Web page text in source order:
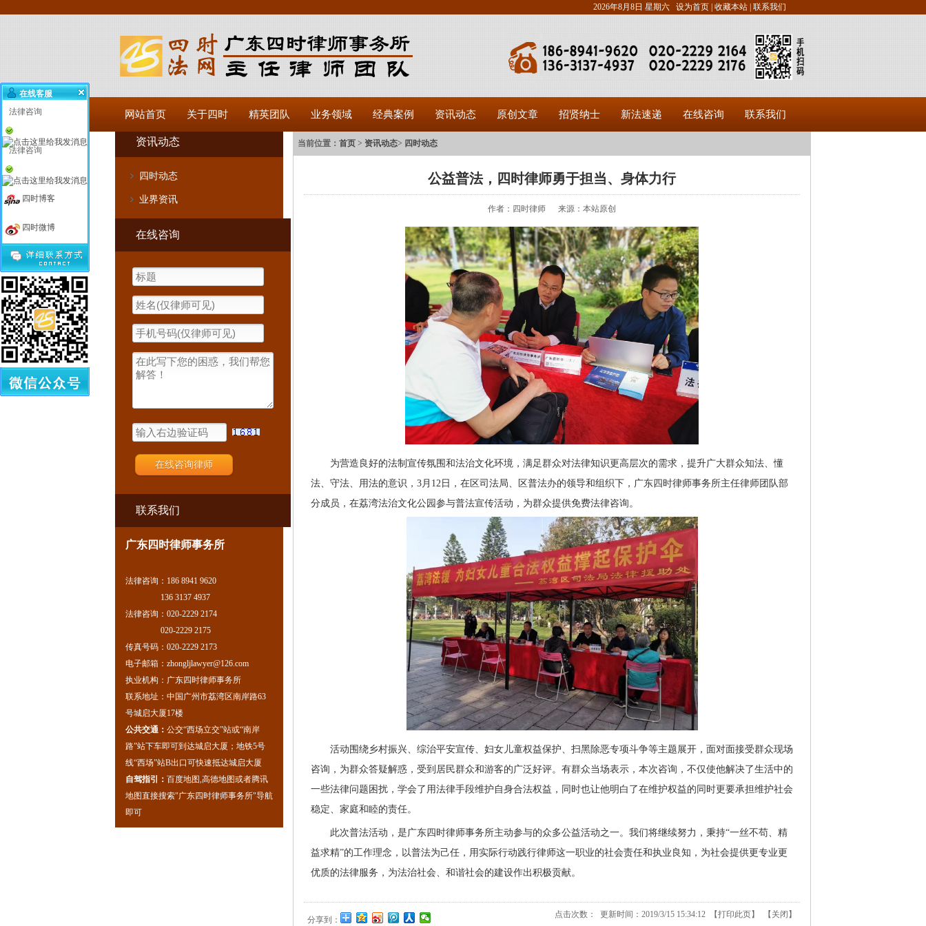
2026年8月8日 星期六 设为首页 | 收藏本站 | 联系我们
网站首页 关于四时 精英团队 业务领域 经典案例 资讯动态 原创文章 招贤纳士 新法速递 在线咨询 联系我们
资讯动态
四时动态
业界资讯
在线咨询
联系我们
广东四时律师事务所
法律咨询：186 8941 9620
136 3137 4937
法律咨询：020-2229 2174
020-2229 2175
传真号码：020-2229 2173
电子邮箱：zhongljlawyer@126.com
执业机构：广东四时律师事务所
联系地址：中国广州市荔湾区南岸路63
号城启大厦17楼
公共交通： 公交“西场立交”站或“南岸
路”站下车即可到达城启大厦；地铁5号
线“西场”站B出口可快速抵达城启大厦
自驾指引： 百度地图,高德地图或者腾讯
地图直接搜索"广东四时律师事务所"导航
即可
当前位置： 首页 > 资讯动态> 四时动态
公益普法，四时律师勇于担当、身体力行
作者：四时律师 来源：本站原创
为营造良好的法制宣传氛围和法治文化环境，满足群众对法律知识更高层次的需求，提升广大群众知法、懂
法、守法、用法的意识，3月12日，在区司法局、区普法办的领导和组织下，广东四时律师事务所主任律师团队部
分成员，在荔湾法治文化公园参与普法宣传活动，为群众提供免费法律咨询。
活动围绕乡村振兴、综治平安宣传、妇女儿童权益保护、扫黑除恶专项斗争等主题展开，面对面接受群众现场
咨询，为群众答疑解惑，受到居民群众和游客的广泛好评。有群众当场表示，本次咨询，不仅使他解决了生活中的
一些法律问题困扰，学会了用法律手段维护自身合法权益，同时也让他明白了在维护权益的同时更要承担维护社会
稳定、家庭和睦的责任。
此次普法活动，是广东四时律师事务所主动参与的众多公益活动之一。我们将继续努力，秉持“一丝不苟、精
益求精”的工作理念，以普法为己任，用实际行动践行律师这一职业的社会责任和执业良知，为社会提供更专业更
优质的法律服务，为法治社会、和谐社会的建设作出积极贡献。
分享到：
点击次数： 更新时间：2019/3/15 15:34:12 【打印此页】 【 关闭 】
在线客服
法律咨询
法律咨询
四时博客
四时微博